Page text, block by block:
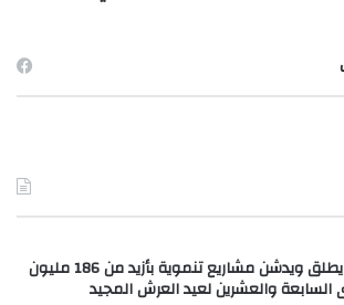
عامل إقليم صفرو يطلق ويدشن مشاريع تنموية بأزيد من 186 مليون
السابعة والعشرين لعيد العرش المجيد